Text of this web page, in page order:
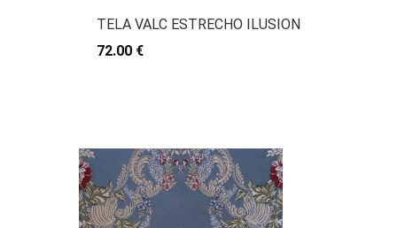
TELA VALC ESTRECHO ILUSION
72.00 €